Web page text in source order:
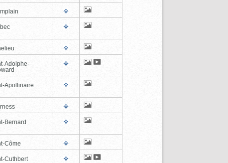
Adolphe-
Apollinaire
Bernard
Côme
Cuthbert